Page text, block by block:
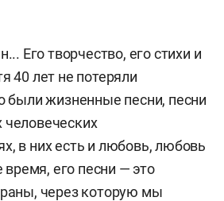
Его творчество, его стихи и
40 лет не потеряли
были жизненные песни, песни
в них есть и любовь, любовь
время, его песни — это
через которую мы